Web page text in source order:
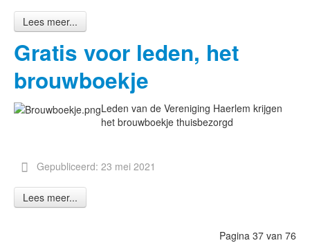
Lees meer...
Gratis voor leden, het
brouwboekje
Leden van de Vereniging Haerlem krijgen
het brouwboekje thuisbezorgd
Gepubliceerd: 23 mei 2021
Lees meer...
Pagina 37 van 76